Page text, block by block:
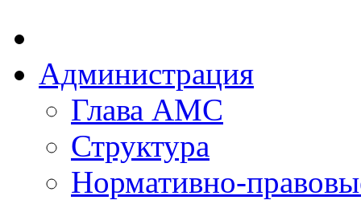
Администрация
Глава АМС
Структура
Нормативно-